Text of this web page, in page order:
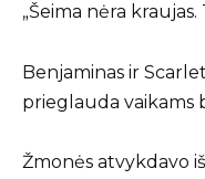
„Šeima nėra
Benjaminas ir
prieglauda vaikams
Žmonės atvykdavo